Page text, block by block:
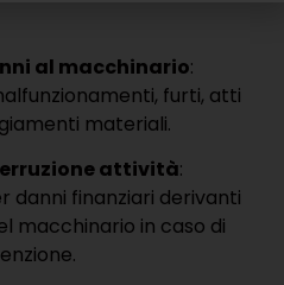
al macchinario:
furti, atti
materiali.
attività:
danni finanziari derivanti
macchinario in caso di